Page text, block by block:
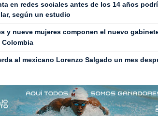
en redes sociales antes de los 14 años
según un estudio
y nueve mujeres componen el nuevo
Colombia
al mexicano Lorenzo Salgado un mes